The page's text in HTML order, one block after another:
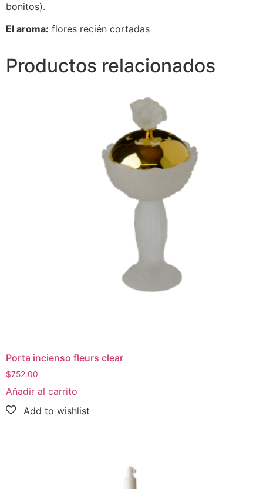
bonitos).
El aroma: flores recién cortadas
Productos relacionados
Porta incienso fleurs clear
$752.00
Añadir al carrito